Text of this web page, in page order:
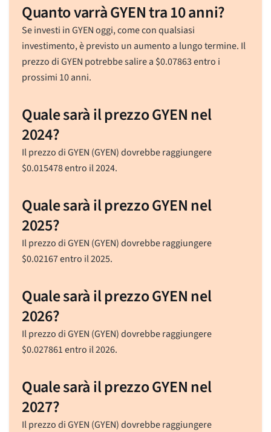
Quanto varrà GYEN tra 10 anni?
Se investi in GYEN oggi, come con qualsiasi
investimento, è previsto un aumento a lungo termine. Il
prezzo di GYEN potrebbe salire a $0.07863entro i
prossimi 10 anni.
Quale sarà il prezzo GYEN nel
2024?
Il prezzo di GYEN (GYEN) dovrebbe raggiungere
$0.015478entro il 2024.
Quale sarà il prezzo GYEN nel
2025?
Il prezzo di GYEN (GYEN) dovrebbe raggiungere
$0.02167entro il 2025.
Quale sarà il prezzo GYEN nel
2026?
Il prezzo di GYEN (GYEN) dovrebbe raggiungere
$0.027861entro il 2026.
Quale sarà il prezzo GYEN nel
2027?
Il prezzo di GYEN (GYEN) dovrebbe raggiungere